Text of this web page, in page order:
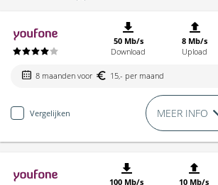
50 Mb/s
Download
8 Mb/s
Upload
8 maanden voor 15,- per maand
Vergelijken MEER INFO
100 Mb/s
10 Mb/s